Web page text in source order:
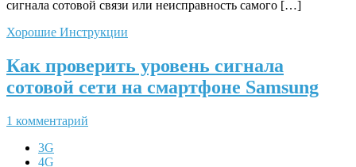
сигнала сотовой связи или неисправность самого […]
Хорошие Инструкции
Как проверить уровень сигнала
сотовой сети на смартфоне Samsung
1 комментарий
3G
4G